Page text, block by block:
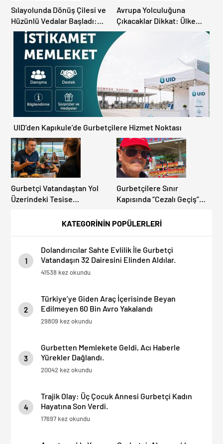
KATEGORİNİN POPÜLERLERİ
1
Dolandırıcılar Sahte Evlilik İle Gurbetçi
Vatandaşın 32 Dairesini Elinden Aldılar.
41538 kez okundu
2
Türkiye’ye Giden Araç İçerisinde Beyan
Edilmeyen 60 Bin Avro Yakalandı
29809 kez okundu
3
Gurbetten Memlekete Geldi, Acı Haberle
Yürekler Dağlandı.
20042 kez okundu
4
Trajik Olay: Üç Çocuk Annesi Gurbetçi Kadın
Hayatına Son Verdi.
17697 kez okundu
Sılayolunda Dönüş Çilesi ve
Hüzünlü Vedalar Başladı:
Kapıkule’de Yoğunluk
Artıyor!
Avrupa Yolculuğuna
Çıkacaklar Dikkat: Ülke
Ülke Güncel Trafik Kuralları,
Avrupa Otoyol Hız Limitleri
UID’den Kapıkule’de Gurbetçilere Hizmet Noktası
Gurbetçi Vatandaştan Yol
Üzerindeki Tesise
“Hesabınızı Mutlaka Kontrol
Gurbetçilere Sınır
Kapısında “Cezalı Geçiş”
Dışına Çıkamıyor!